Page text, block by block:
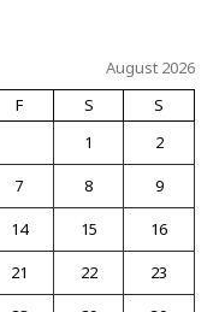
August 2026
F S
S
1
2
7 8
9
14 15
16
21 22
23